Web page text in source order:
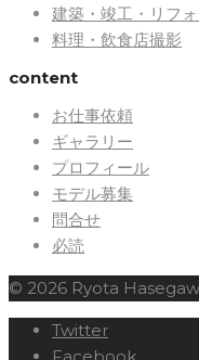
建築・竣工・リフ
料理・飲食店撮影
content
お仕事依頼
ギャラリー
プロフィール
モデル募集
問合せ
必読
© 2026 Ryota
Twitter
Facebook